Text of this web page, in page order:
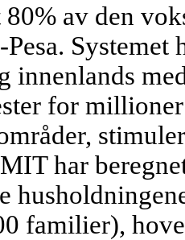
av den
Systemet
innenlands
for
har
familier),